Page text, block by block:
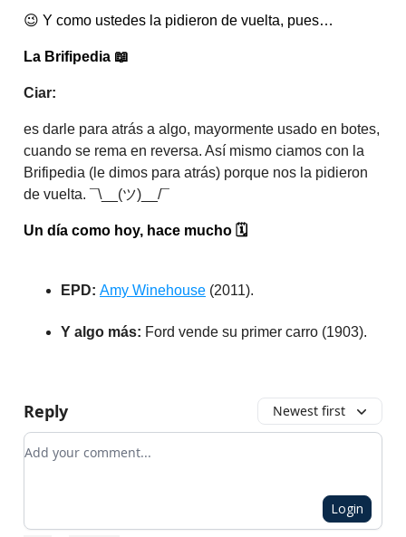
😉 Y como ustedes la pidieron de vuelta, pues…
La Brifipedia 📖
Ciar:
es darle para atrás a algo, mayormente usado en botes,
cuando se rema en reversa. Así mismo ciamos con la
Brifipedia (le dimos para atrás) porque nos la pidieron
de vuelta. ¯\__(ツ)__/¯
Un día como hoy, hace mucho 🗓️
EPD: Amy Winehouse (2011).
Y algo más: Ford vende su primer carro (1903).
Reply Newest first
Add your comment
Login